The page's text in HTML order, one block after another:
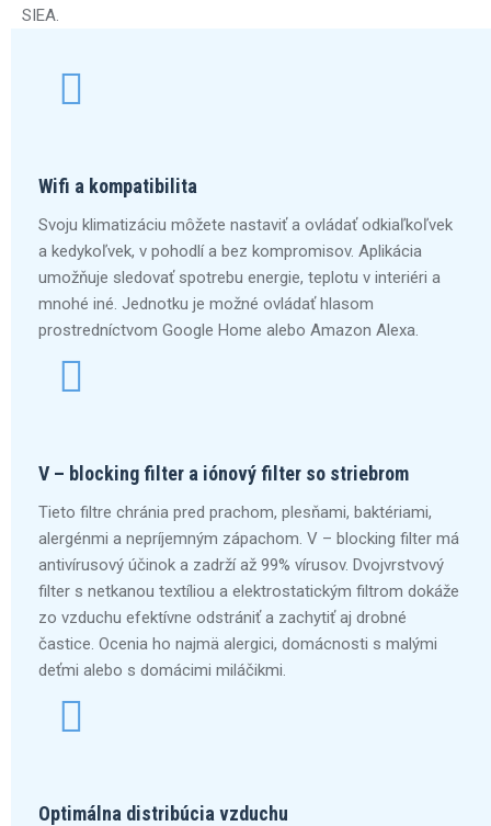
SIEA.
Wifi a kompatibilita
Svoju klimatizáciu môžete nastaviť a ovládať odkiaľkoľvek
a kedykoľvek, v pohodlí a bez kompromisov. Aplikácia
umožňuje sledovať spotrebu energie, teplotu v interiéri a
mnohé iné. Jednotku je možné ovládať hlasom
prostredníctvom Google Home alebo Amazon Alexa.
V – blocking filter a iónový filter so striebrom
Tieto filtre chránia pred prachom, plesňami, baktériami,
alergénmi a nepríjemným zápachom. V – blocking filter má
antivírusový účinok a zadrží až 99% vírusov. Dvojvrstvový
filter s netkanou textíliou a elektrostatickým filtrom dokáže
zo vzduchu efektívne odstrániť a zachytiť aj drobné
častice. Ocenia ho najmä alergici, domácnosti s malými
deťmi alebo s domácimi miláčikmi.
Optimálna distribúcia vzduchu